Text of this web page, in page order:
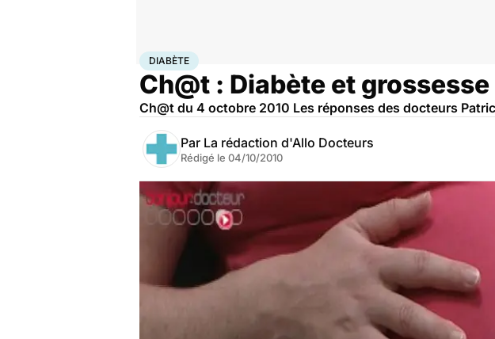
AccueilFamille
DIABÈTE
Ch@t : Diabète et grossesse
Ch@t du 4 octobre 2010 Les réponses des docteurs
Par La rédaction d'Allo Docteurs
Rédigé le 04/10/2010